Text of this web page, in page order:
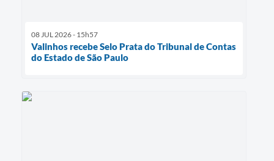
08 JUL 2026 - 15h57
Valinhos recebe Selo Prata do Tribunal de Contas
do Estado de São Paulo